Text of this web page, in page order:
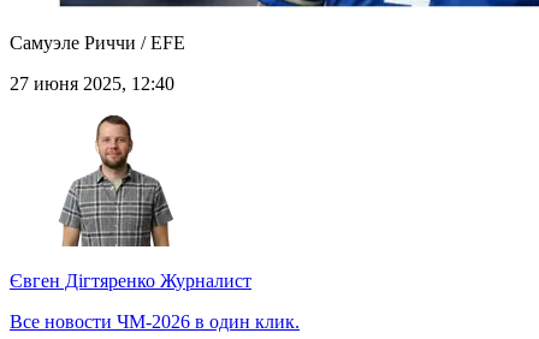
Самуэле Риччи / EFE
27 июня 2025, 12:40
Євген Дігтяренко Журналист
Все новости ЧМ-2026 в один клик.